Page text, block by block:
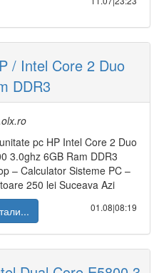
/ Intel Core 2 Duo
DDR3
pc HP Intel Core 2 Duo
3.0ghz 6GB Ram DDR3
– Calculator Sisteme PC –
250 lei Suceava Azi
01.08|08:19